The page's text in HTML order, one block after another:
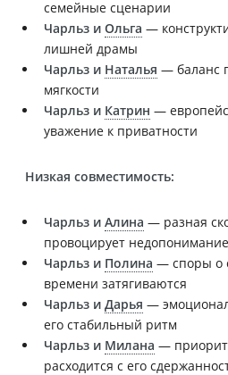
семейные сценарии
Чарльз и Ольга —
лишней драмы
Чарльз и Наталья — баланс
мягкости
Чарльз и Катрин —
уважение к приватности
Низкая совместимость:
Чарльз и Алина — разная
провоцирует недопонимание
Чарльз и Полина — споры о
времени затягиваются
Чарльз и Дарья —
его стабильный ритм
Чарльз и Милана —
расходится с его